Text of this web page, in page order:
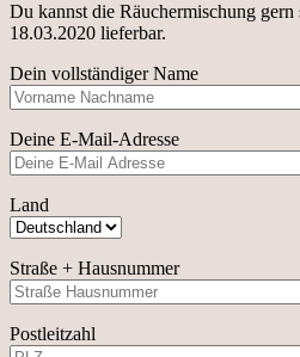
Du kannst die Räuchermischung
18.03.2020 lieferbar.
Dein vollständiger Name
Deine E-Mail-Adresse
Land
Straße + Hausnummer
Postleitzahl